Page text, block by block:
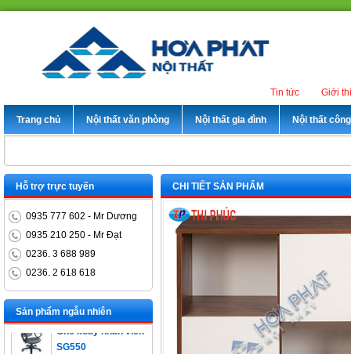
Giới
Tin tức
Trang chủ Nội thất văn phòng Nội thất gia đình Nội thất
CHI TIẾT SẢN PHẨM
Hỗ trợ trực tuyến
0935 777 602 - Mr Dương
0935 210 250 - Mr Đạt
0236. 3 688 989
0236. 2 618 618
Sản phẩm ngẫu nhiên
Bàn trưởng phòng
ET1400D
Ghế xoay nhân viên
SG550